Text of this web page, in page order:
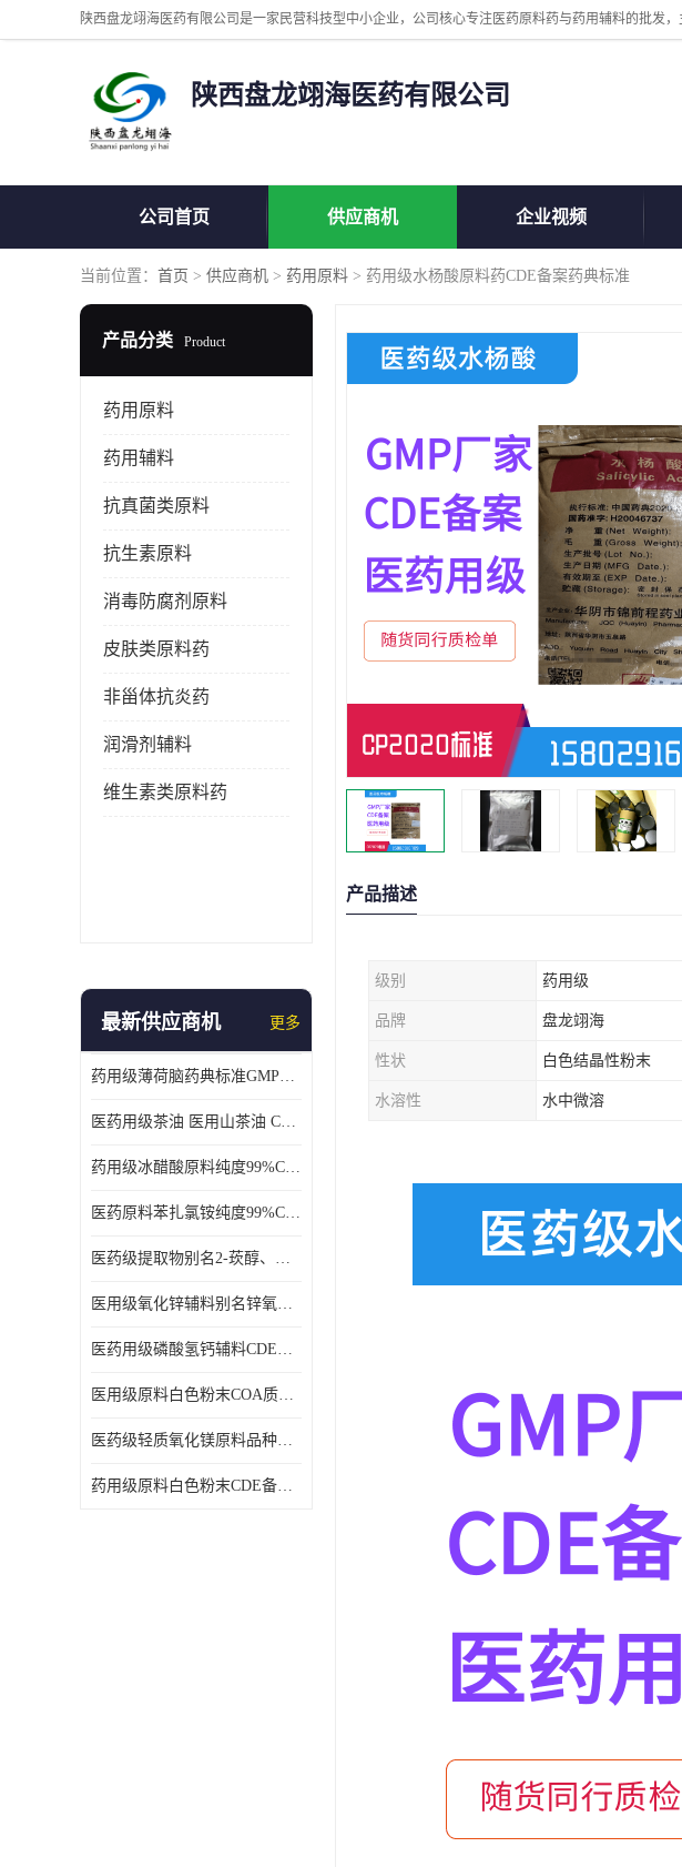
陕西盘龙翊海医药有限公司
公司首页 供应商机 企业视频
当前位置： 首页 > 供应商机 > 药用原料 > 药用级水杨酸原料药CDE备案药典标准
产品分类 Product
药用原料
药用辅料
抗真菌类原料
抗生素原料
消毒防腐剂原料
皮肤类原料药
非甾体抗炎药
润滑剂辅料
维生素类原料药
最新供应商机 更多
药用级薄荷脑药典标准GMP工厂
医药用级茶油 医用山茶油 COA质检 价格优 原料药
药用级冰醋酸原料纯度99%CDE备案COA质检
医药原料苯扎氯铵纯度99%CDE备案500g/瓶
医药级提取物别名2-莰醇、龙脑1kg/袋
医用级氧化锌辅料别名锌氧粉CDE备案cas1314-13-2
医药用级磷酸氢钙辅料CDE备案CAS7757-93-9
医用级原料白色粉末COA质检同行CAS113-92-8
医药级轻质氧化镁原料品种多 有 质量好GMP认证 CDE备案
药用级原料白色粉末CDE备案cas56-75-7
产品描述
级别 药用级
品牌 盘龙翊海
性状 白色结晶性粉末
水溶性 水中微溶